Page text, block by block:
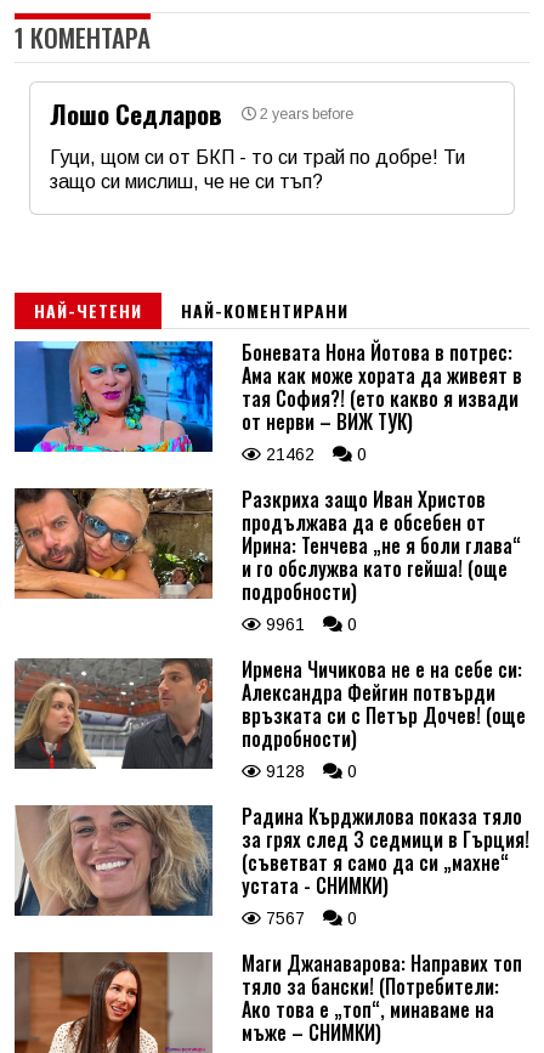
1 КОМЕНТАРА
Лошо Седларов 2 years before
Гуци, щом си от БКП - то си трай по добре! Ти
защо си мислиш, че не си тъп?
Email
Коментар*
НАЙ-ЧЕТЕНИ НАЙ-КОМЕНТИРАНИ
Боневата Нона Йотова в потрес:
Ама как може хората да живеят в
тая София?! (ето какво я извади
от нерви – ВИЖ ТУК)
21462 0
Разкриха защо Иван Христов
продължава да е обсебен от
Ирина: Тенчева „не я боли глава“
и го обслужва като гейша! (още
подробности)
9961 0
Ирмена Чичикова не е на себе си:
Александра Фейгин потвърди
връзката си с Петър Дочев! (още
подробности)
9128 0
Радина Кърджилова показа тяло
за грях след 3 седмици в Гърция!
(съветват я само да си „махне“
устата - СНИМКИ)
7567 0
Маги Джанаварова: Направих топ
тяло за бански! (Потребители:
Ако това е „топ“, минаваме на
мъже – СНИМКИ)